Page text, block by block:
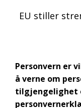
EU stiller
Personvern er
å verne om
tilgjengelighet